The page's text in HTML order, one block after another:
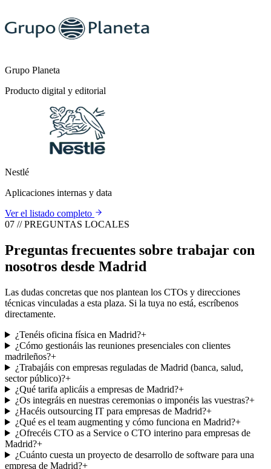
Grupo Planeta
Producto digital y editorial
Nestlé
Aplicaciones internas y data
Ver el listado completo
07 // PREGUNTAS LOCALES
Preguntas frecuentes sobre trabajar con
nosotros desde Madrid
Las dudas concretas que nos plantean los CTOs y direcciones
técnicas vinculadas a esta plaza. Si la tuya no está, escríbenos
directamente.
¿Tenéis oficina física en Madrid?+
¿Cómo gestionáis las reuniones presenciales con clientes
madrileños?+
¿Trabajáis con empresas reguladas de Madrid (banca, salud,
sector público)?+
¿Qué tarifa aplicáis a empresas de Madrid?+
¿Os integráis en nuestras ceremonias o imponéis las vuestras?+
¿Hacéis outsourcing IT para empresas de Madrid?+
¿Qué es el team augmenting y cómo funciona en Madrid?+
¿Ofrecéis CTO as a Service o CTO interino para empresas de
Madrid?+
¿Cuánto cuesta un proyecto de desarrollo de software para una
empresa de Madrid?+